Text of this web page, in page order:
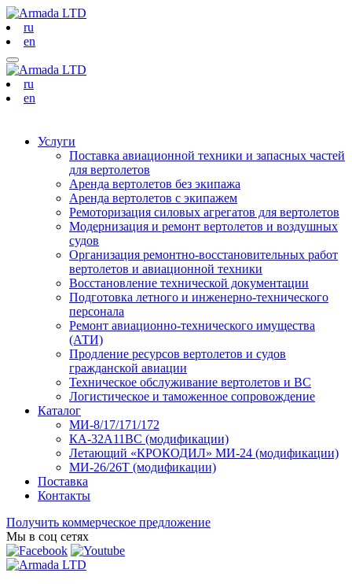
ru
en
ru
en
Услуги
Поставка авиационной техники и запасных частей
для вертолетов
Аренда вертолетов без экипажа
Аренда вертолетов с экипажем
Ремоторизация силовых агрегатов для вертолетов
Модернизация и ремонт вертолетов и воздушных
судов
Организация ремонтно-восстановительных работ
вертолетов и авиационной техники
Восстановление технической документации
Подготовка летного и инженерно-технического
персонала
Ремонт авиационно-технического имущества
(АТИ)
Продление ресурсов вертолетов и судов
гражданской авиации
Техническое обслуживание вертолетов и ВС
Логистическое и таможенное сопровождение
Каталог
МИ-8/17/171/172
КА-32А11ВС (модификации)
Летающий «КРОКОДИЛ» МИ-24 (модификации)
МИ-26/26Т (модификации)
Поставка
Контакты
Получить коммерческое предложение
Мы в соц сетях